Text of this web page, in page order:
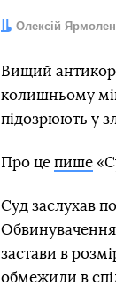
Автор:
Олексій
Вищий
колишньому
підозрюють у
Про це пише
Суд заслухав
Обвинувачення
застави в
обмежили в